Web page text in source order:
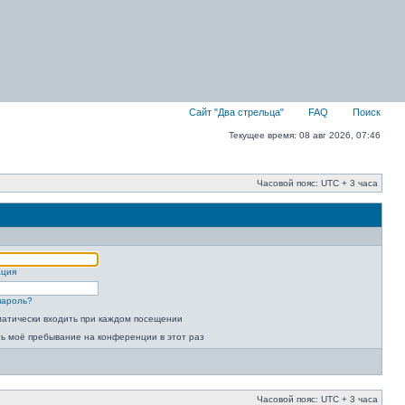
Сайт "Два стрельца" FAQ Поиск
Текущее время: 08 авг 2026, 07:46
Часовой пояс: UTC + 3 часа
входить при каждом посещении
моё пребывание на конференции в этот раз
Часовой пояс: UTC + 3 часа